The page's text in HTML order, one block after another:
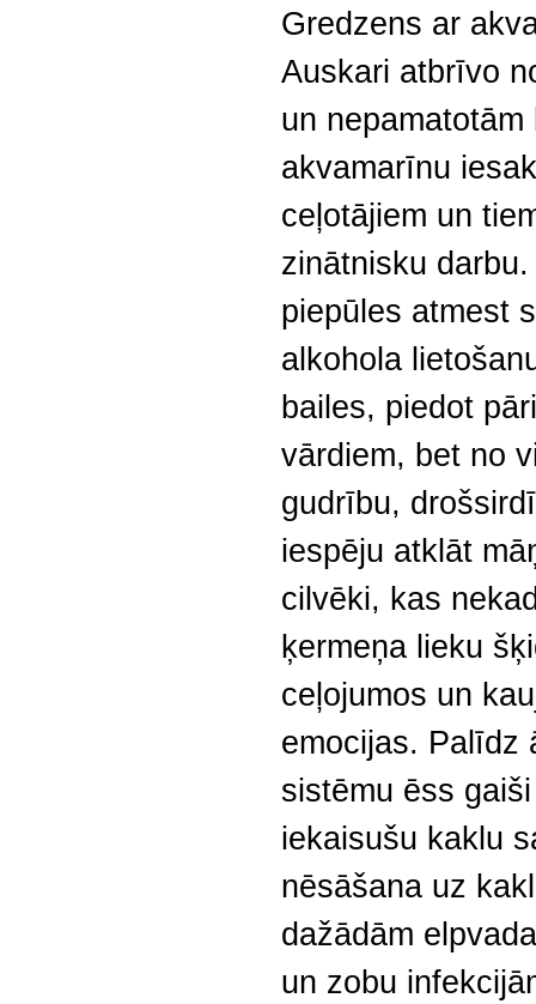
Gredzens ar
Auskari atbrīvo
un
akvamarīnu
ceļotājiem un
zinātnisku
piepūles atmest
alkohola
bailes, piedot
vārdiem, bet no
gudrību,
iespēju atklāt
cilvēki, kas
ķermeņa lieku
ceļojumos un
emocijas. Palīdz
sistēmu ēss
iekaisušu kaklu
nēsāšana uz
dažādām
un zobu